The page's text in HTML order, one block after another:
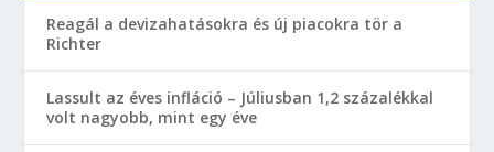
Reagál a devizahatásokra és új piacokra tör a
Richter
Lassult az éves infláció – Júliusban 1,2 százalékkal
volt nagyobb, mint egy éve